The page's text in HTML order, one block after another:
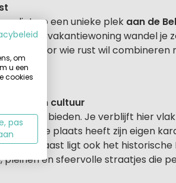
ligt op een unieke plek aan de
Vanaf je vakantiewoning wandel
ideaal voor wie rust wil
en cultuur
veel te bieden. Je verblijft hier
Elke plaats heeft zijn eigen
Daarnaast ligt ook het historische
en sfeervolle straatjes die
om
u een
cookies
pas